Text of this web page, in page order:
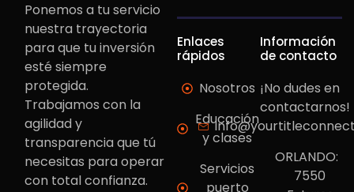
Ponemos a tu servicio
nuestra trayectoria
para que tu inversión
esté siempre
protegida.
Trabajamos con la
agilidad y
transparencia que tú
necesitas para operar
con total confianza.
Enlaces
rápidos
Nosotros
Educación
y clases
Servicios
puerto
Información
de contacto
¡No dudes en
contactarnos!
ORLANDO:
7550